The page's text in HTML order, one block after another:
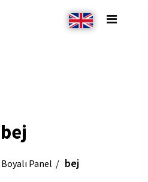
bej
Boyalı Panel bej